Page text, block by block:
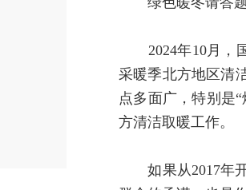
2024年10月，国
采暖季北方地区清
点多面广，特别是
方清洁取暖工作。
如果从2017年开